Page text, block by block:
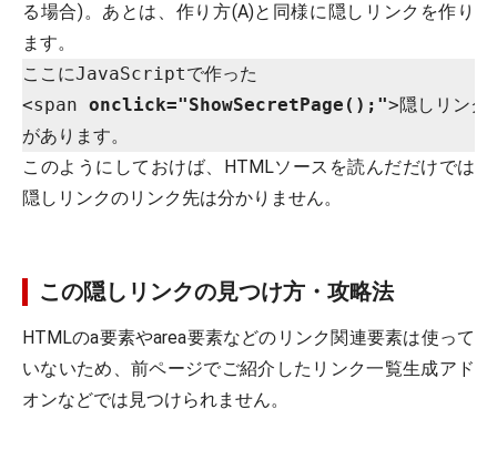
る場合)。あとは、作り方(A)と同様に隠しリンクを作り
ます。
ここにJavaScriptで作った
<span onclick="ShowSecretPage();">隠しリン
このようにしておけば、HTMLソースを読んだだけでは
隠しリンクのリンク先は分かりません。
この隠しリンクの見つけ方・攻略法
HTMLのa要素やarea要素などのリンク関連要素は使って
いないため、前ページでご紹介したリンク一覧生成アド
オンなどでは見つけられません。